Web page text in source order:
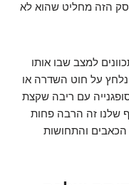
הזה מחליט שהוא לא
למצב שבו אותו
על חוט השדרה או
עם ריבה שקצת
שלנו זה הרבה פחות
והתחושות